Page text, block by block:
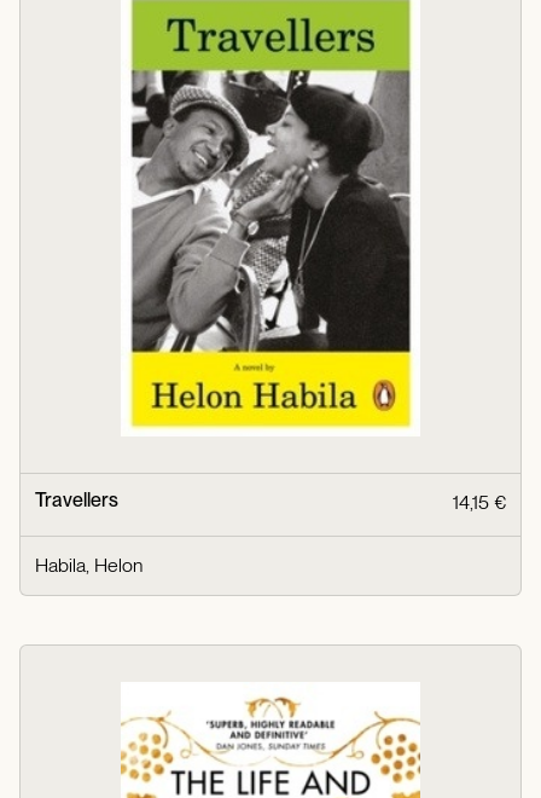
Travellers 14,15 €
Habila, Helon